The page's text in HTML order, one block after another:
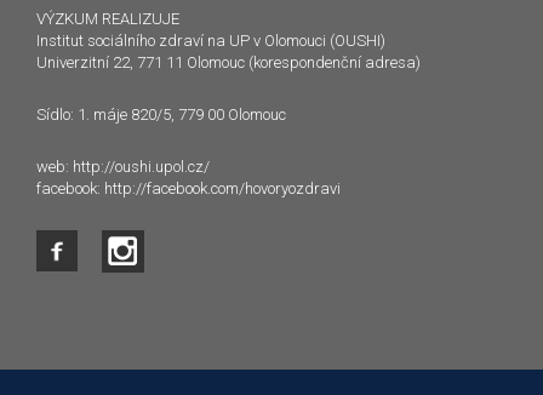
VÝZKUM REALIZUJE
Institut sociálního zdraví na UP v Olomouci (OUSHI)
Univerzitní 22, 771 11 Olomouc (korespondenční adresa)
Sídlo: 1. máje 820/5, 779 00 Olomouc
web: http://oushi.upol.cz/
facebook: http://facebook.com/hovoryozdravi